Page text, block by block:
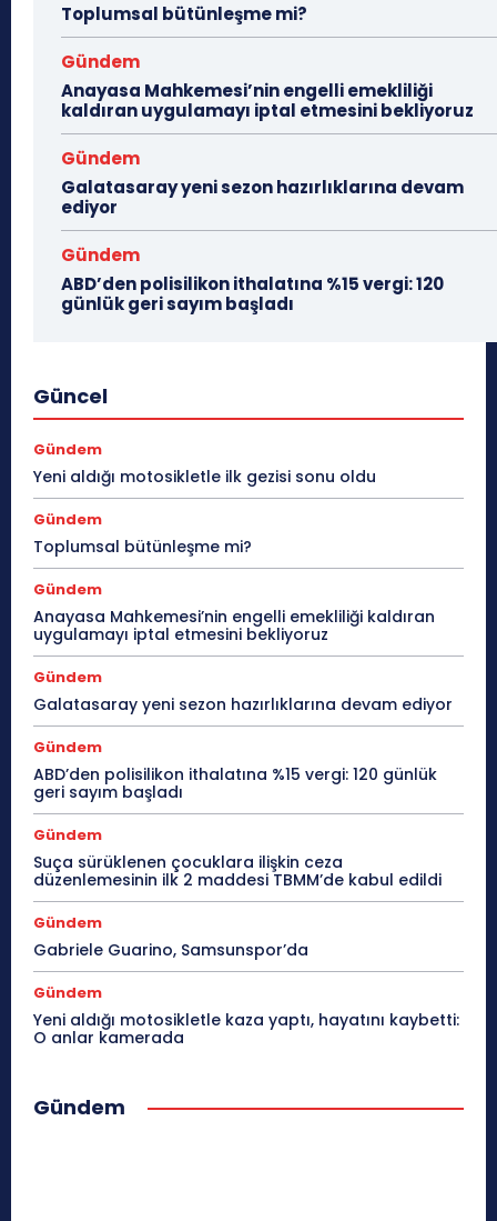
Toplumsal bütünleşme mi?
Gündem
Anayasa Mahkemesi’nin engelli emekliliği
kaldıran uygulamayı iptal etmesini bekliyoruz
Gündem
Galatasaray yeni sezon hazırlıklarına devam
ediyor
Gündem
ABD’den polisilikon ithalatına %15 vergi: 120
günlük geri sayım başladı
Güncel
Gündem
Yeni aldığı motosikletle ilk gezisi sonu oldu
Gündem
Toplumsal bütünleşme mi?
Gündem
Anayasa Mahkemesi’nin engelli emekliliği kaldıran
uygulamayı iptal etmesini bekliyoruz
Gündem
Galatasaray yeni sezon hazırlıklarına devam ediyor
Gündem
ABD’den polisilikon ithalatına %15 vergi: 120 günlük
geri sayım başladı
Gündem
Suça sürüklenen çocuklara ilişkin ceza
düzenlemesinin ilk 2 maddesi TBMM’de kabul edildi
Gündem
Gabriele Guarino, Samsunspor’da
Gündem
Yeni aldığı motosikletle kaza yaptı, hayatını kaybetti:
O anlar kamerada
Gündem